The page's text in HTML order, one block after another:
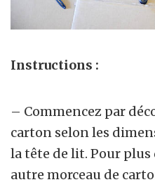
Instructions :
– Commencez par
carton selon les
la tête de lit. Pour plus
autre morceau de